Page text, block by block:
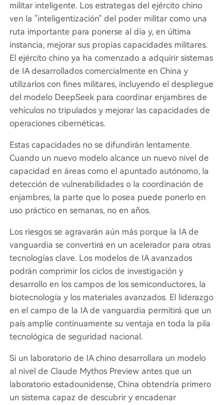
militar inteligente. Los estrategas del ejército chino
ven la "inteligentización" del poder militar como una
ruta importante para ponerse al día y, en última
instancia, mejorar sus propias capacidades militares.
El ejército chino ya ha comenzado a adquirir sistemas
de IA desarrollados comercialmente en China y
utilizarlos con fines militares, incluyendo el despliegue
del modelo DeepSeek para coordinar enjambres de
vehículos no tripulados y mejorar las capacidades de
operaciones cibernéticas.
Estas capacidades no se difundirán lentamente.
Cuando un nuevo modelo alcance un nuevo nivel de
capacidad en áreas como el apuntado autónomo, la
detección de vulnerabilidades o la coordinación de
enjambres, la parte que lo posea puede ponerlo en
uso práctico en semanas, no en años.
Los riesgos se agravarán aún más porque la IA de
vanguardia se convertirá en un acelerador para otras
tecnologías clave. Los modelos de IA avanzados
podrán comprimir los ciclos de investigación y
desarrollo en los campos de los semiconductores, la
biotecnología y los materiales avanzados. El liderazgo
en el campo de la IA de vanguardia permitirá que un
país amplíe continuamente su ventaja en toda la pila
tecnológica de seguridad nacional.
Si un laboratorio de IA chino desarrollara un modelo
al nivel de Claude Mythos Preview antes que un
laboratorio estadounidense, China obtendría primero
un sistema capaz de descubrir y encadenar